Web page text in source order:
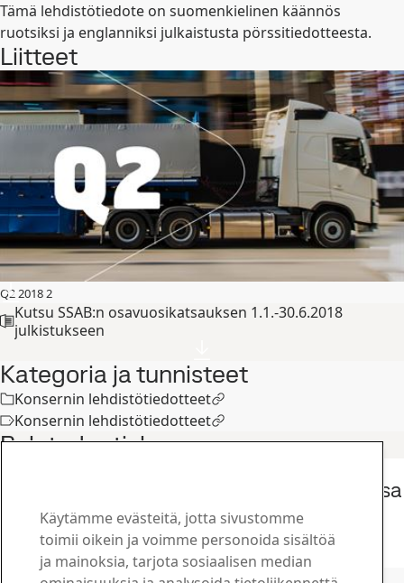
Tämä lehdistötiedote on suomenkielinen käännös
ruotsiksi ja englanniksi julkaistusta pörssitiedotteesta.
Liitteet
Q2 2018 2
Kutsu SSAB:n osavuosikatsauksen 1.1.-30.6.2018
julkistukseen
Kategoria ja tunnisteet
Konsernin lehdistötiedotteet
Konsernin lehdistötiedotteet
Related articles
SSAB julkisti tänään osavuosikatsauksensa
1.1.-30.6.2026
heinäToinen neljännes, Sijoittajat
Lue koko juttu
Käytämme evästeitä, jotta sivustomme
toimii oikein ja voimme personoida sisältöä
ja mainoksia, tarjota sosiaalisen median